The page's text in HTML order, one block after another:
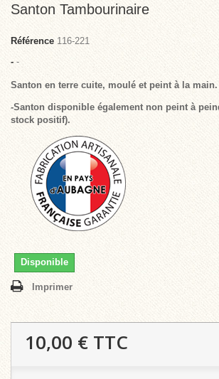
Santon Tambourinaire
Référence 116-221
- -
Santon en terre cuite, moulé et peint à la main.
-Santon disponible également non peint à
stock positif).
Disponible
Imprimer
10,00 € TTC